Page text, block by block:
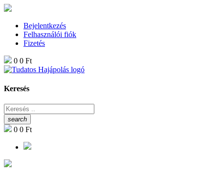
Bejelentkezés
Felhasználói fiók
Fizetés
0 0 Ft
Keresés
search
0 0 Ft